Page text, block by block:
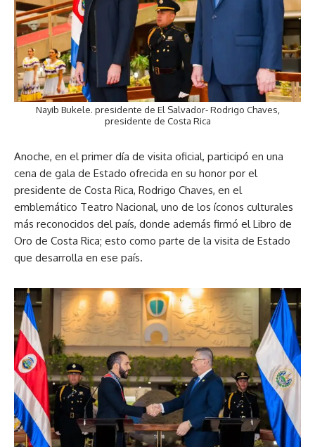
Nayib Bukele. presidente de El Salvador- Rodrigo Chaves,
presidente de Costa Rica
Anoche, en el primer día de visita oficial, participó en una
cena de gala de Estado ofrecida en su honor por el
presidente de Costa Rica, Rodrigo Chaves, en el
emblemático Teatro Nacional, uno de los íconos culturales
más reconocidos del país, donde además firmó el Libro de
Oro de Costa Rica; esto como parte de la visita de Estado
que desarrolla en ese país.